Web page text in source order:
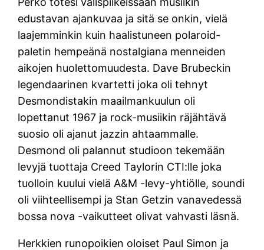
edustavan ajankuvaa ja sitä se onkin, vielä
laajemminkin kuin haalistuneen polaroid-
paletin hempeänä nostalgiana menneiden
aikojen huolettomuudesta. Dave Brubeckin
legendaarinen kvartetti joka oli tehnyt
Desmondistakin maailmankuulun oli
lopettanut 1967 ja rock-musiikin räjähtävä
suosio oli ajanut jazzin ahtaammalle.
Desmond oli palannut studioon tekemään
levyjä tuottaja Creed Taylorin CTI:lle joka
tuolloin kuului vielä A&M -levy-yhtiölle, soundi
oli viihteellisempi ja Stan Getzin vanavedessä
bossa nova -vaikutteet olivat vahvasti läsnä.
Herkkien runopoikien oloiset Paul Simon ja